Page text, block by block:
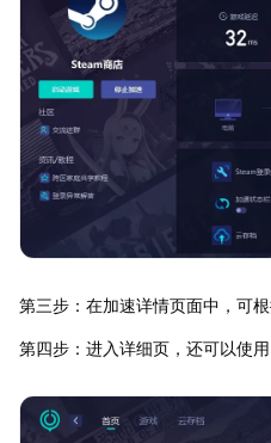
第三步：在加速详情页面中，可
第四步：进入详细页，还可以使